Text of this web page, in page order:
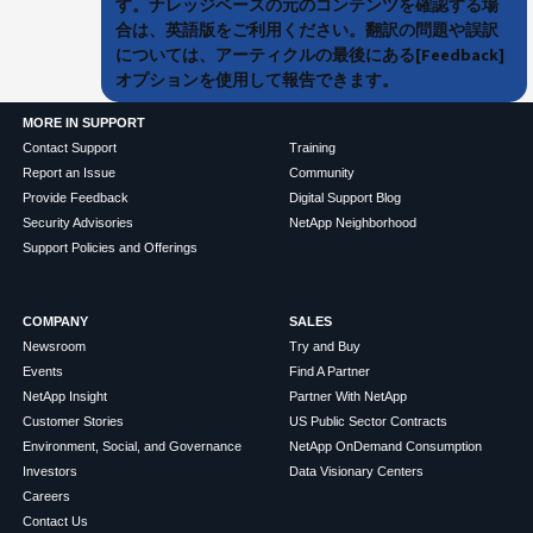
す。ナレッジベースの元のコンテンツを確認する場
合は、英語版をご利用ください。翻訳の問題や誤訳
については、アーティクルの最後にある[Feedback]
オプションを使用して報告できます。
MORE IN SUPPORT
Contact Support
Report an Issue
Provide Feedback
Security Advisories
Support Policies and Offerings
Training
Community
Digital Support Blog
NetApp Neighborhood
COMPANY
Newsroom
Events
NetApp Insight
Customer Stories
Environment, Social, and Governance
Investors
Careers
Contact Us
SALES
Try and Buy
Find A Partner
Partner With NetApp
US Public Sector Contracts
NetApp OnDemand Consumption
Data Visionary Centers